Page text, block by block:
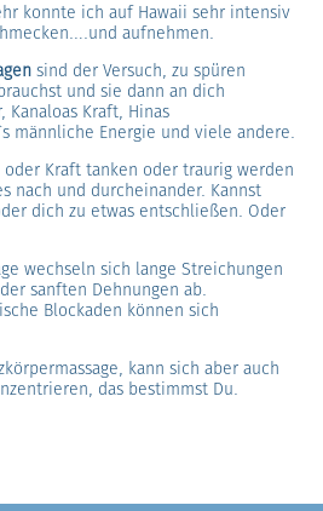
konnte ich auf Hawaii sehr intensiv
aufnehmen.
sind der Versuch, zu spüren
und sie dann an dich
Kraft, Hinas
männliche Energie und viele andere.
Kraft tanken oder traurig werden
nach und durcheinander. Kannst
dich zu etwas entschließen. Oder
wechseln sich lange Streichungen
sanften Dehnungen ab.
Blockaden können sich
kann sich aber auch
das bestimmst Du.